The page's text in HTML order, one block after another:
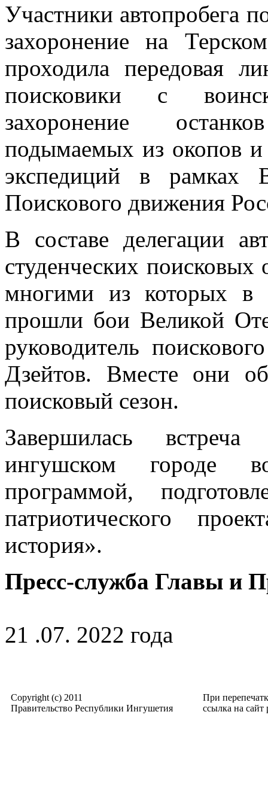
Участники автопробега
захоронение на
проходила передовая
поисковики с
захоронение
подымаемых из окопов и
экспедиций в рамках
Поискового движения
В составе делегации
студенческих поисковых
многими из которых в
прошли бои Великой
руководитель
Дзейтов. Вместе они
поисковый сезон.
Завершилась
ингушском городе
программой,
патриотического
история».
Пресс-служба Главы и
21 .07. 2022 года
Copyright (c) 2011
Правительство Республики Ингушетия
При
ссылка на сайт